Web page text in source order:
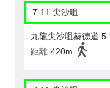
7-11 尖沙咀
九龍尖沙咀赫德道
距離 420m